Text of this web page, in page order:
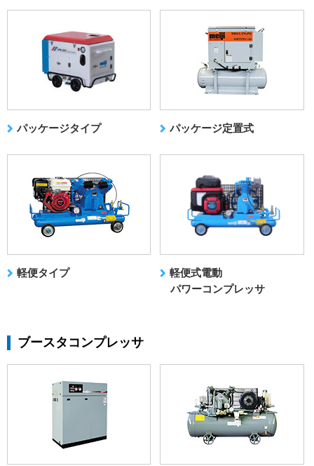
パッケージタイプ パッケージ定置式
軽便タイプ
軽便式電動
パワーコンプレッサ
ブースタコンプレッサ